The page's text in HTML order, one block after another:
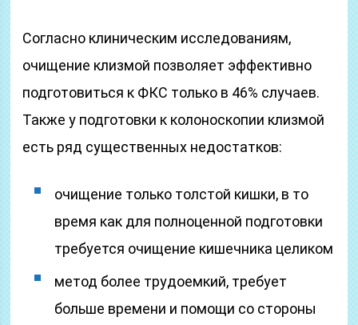
Согласно клиническим исследованиям,
очищение клизмой позволяет эффективно
подготовиться к ФКС только в 46% случаев.
Также у подготовки к колоноскопии клизмой
есть ряд существенных недостатков:
очищение только толстой кишки, в то
время как для полноценной подготовки
требуется очищение кишечника целиком
метод более трудоемкий, требует
больше времени и помощи со стороны